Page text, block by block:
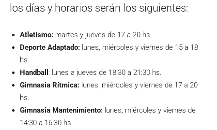
los días y horarios serán los siguientes:
Atletismo: martes y jueves de 17 a 20 hs.
Deporte Adaptado: lunes, miércoles y viernes de 15 a 18
hs.
Handball : lunes a jueves de 18:30 a 21:30 hs.
Gimnasia Rítmica: lunes, miércoles y viernes de 17 a 20
hs.
Gimnasia Mantenimiento: lunes, miércoles y viernes de
14:30 a 16:30 hs.